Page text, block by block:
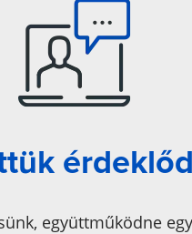
együttműködne